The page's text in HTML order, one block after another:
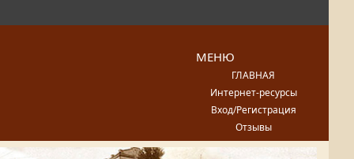
МЕНЮ
ГЛАВНАЯ
Интернет-ресурсы
Вход/Регистрация
Отзывы